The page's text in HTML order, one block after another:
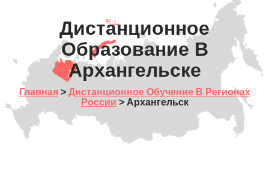
Дистанционное
Образование В
Архангельске
Главная> Дистанционное Обучение В Регионах
России > Архангельск